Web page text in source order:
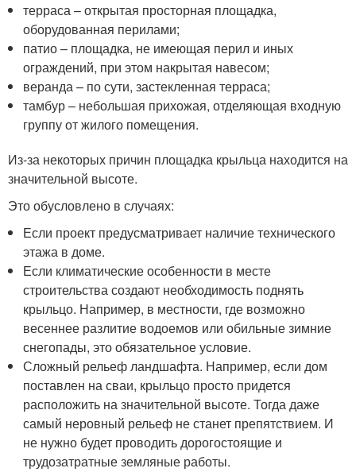
терраса – открытая просторная площадка,
оборудованная перилами;
патио – площадка, не имеющая перил и иных
ограждений, при этом накрытая навесом;
веранда – по сути, застекленная терраса;
тамбур – небольшая прихожая, отделяющая входную
группу от жилого помещения.
Из-за некоторых причин площадка крыльца находится на
значительной высоте.
Это обусловлено в случаях:
Если проект предусматривает наличие технического
этажа в доме.
Если климатические особенности в месте
строительства создают необходимость поднять
крыльцо. Например, в местности, где возможно
весеннее разлитие водоемов или обильные зимние
снегопады, это обязательное условие.
Сложный рельеф ландшафта. Например, если дом
поставлен на сваи, крыльцо просто придется
расположить на значительной высоте. Тогда даже
самый неровный рельеф не станет препятствием. И
не нужно будет проводить дорогостоящие и
трудозатратные земляные работы.